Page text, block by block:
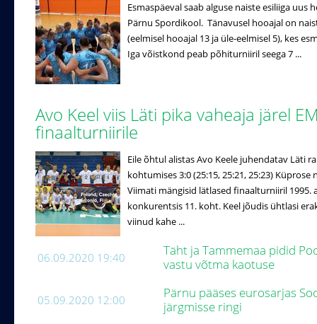
Esmaspäeval saab alguse naiste esiliiga uus
Pärnu Spordikool. Tänavusel hooajal on
(eelmisel hooajal 13 ja üle-eelmisel 5), kes
Iga võistkond peab põhiturniiril seega 7 ...
Avo Keel viis Läti pika vaheaja järel
finaalturniirile
Eile õhtul alistas Avo Keele juhendatav Läti
kohtumises 3:0 (25:15, 25:21, 25:23)
Viimati mängisid lätlased finaalturniiril 1995.
konkurentsis 11. koht. Keel jõudis ühtlasi
viinud kahe ...
06.09.2020 19:40
Täht ja Tammemaa pidid
vastu võtma kaotuse
05.09.2020 12:00
Pärnu pääses eurosarjas
järgmisse ringi